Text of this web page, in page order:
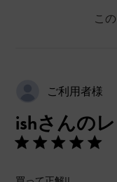
こ
ご利用者様
ishさんの